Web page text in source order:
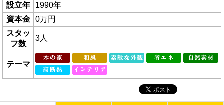
設立年
1990年
資本金
0万円
スタッ
フ数
3人
テーマ